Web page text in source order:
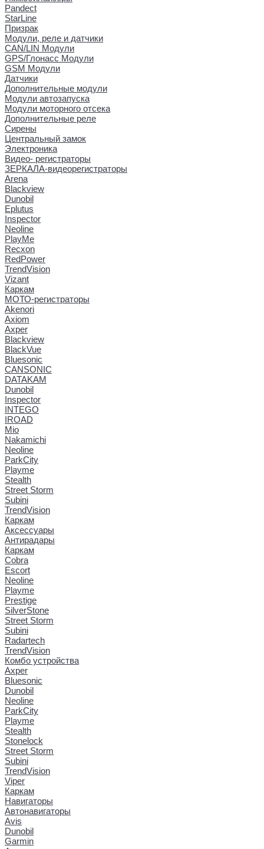
Pandect
StarLine
Призрак
Модули, реле и датчики
CAN/LIN Модули
GPS/Глонасс Модули
GSM Модули
Датчики
Дополнительные модули
Модули автозапуска
Модули моторного отсека
Дополнительные реле
Сирены
Центральный замок
Электроника
Видео- регистраторы
ЗЕРКАЛА-видеорегистраторы
Arena
Blackview
Dunobil
Eplutus
Inspector
Neoline
PlayMe
Recxon
RedPower
TrendVision
Vizant
Каркам
МОТО-регистраторы
Akenori
Axiom
Axper
Blackview
BlackVue
Bluesonic
CANSONIC
DATAKAM
Dunobil
Inspector
INTEGO
IROAD
Mio
Nakamichi
Neoline
ParkCity
Playme
Stealth
Street Storm
Subini
TrendVision
Каркам
Аксессуары
Антирадары
Каркам
Cobra
Escort
Neoline
Playme
Prestige
SilverStone
Street Storm
Subini
Radartech
TrendVision
Комбо устройства
Axper
Bluesonic
Dunobil
Neoline
ParkCity
Playme
Stealth
Stonelock
Street Storm
Subini
TrendVision
Viper
Каркам
Навигаторы
Автонавигаторы
Avis
Dunobil
Garmin